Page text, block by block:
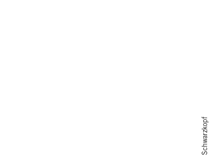
Schwarzkopf